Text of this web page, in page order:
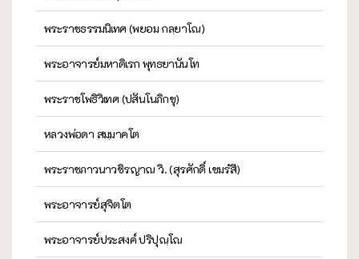
พระราชธรรมนิเทศ (พยอม กลฺยาโณ)
พระอาจารย์มหาดิเรก พุทธยานันโท
พระราชโพธิวิเทศ (ปสันโนภิกขุ)
หลวงพ่อดา สมฺมาคโต
พระราชภาวนาวชิรญาณ วิ. (สุรศักดิ์ เขมรํสี)
พระอาจารย์สุจิตโต
พระอาจารย์ประสงค์ ปริปุณฺโณ